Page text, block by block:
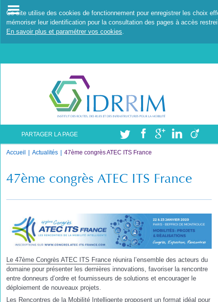
Ce site utilise des cookies de fonctionnement pour enregistrer les choix
mémoriser leur identification pour la consultation des pages à accès
En savoir plus et paramétrer vos cookies
PARTAGER LA PAGE
Accueil Actualités 47ème congrès ATEC ITS France
47ème congrès ATEC ITS France
Le 47ème Congrès ATEC ITS France réunira l’ensemble des acteurs du
domaine pour présenter les dernières innovations, favoriser la rencontre
entre donneurs d’ordre et fournisseurs de solutions et encourager le
déploiement de nouveaux projets.
Les Rencontres de la Mobilité Intelligente proposent un format idéal pour